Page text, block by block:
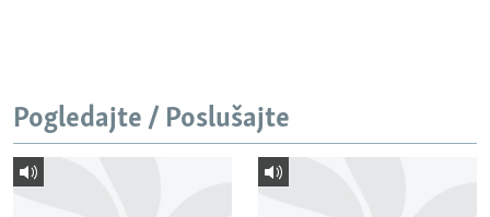
Pogledajte / Poslušajte